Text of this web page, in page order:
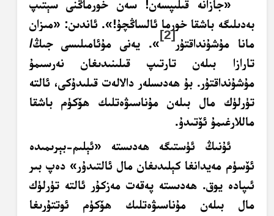
«جازانە قىلىپسەن! سەن خورماڭنى سېتىپ
بەدىلىگە باشقا خورما ئالساڭچۇ!». ئاندىن: «مىزان
مانا مۇشۇنداقتۇر
[2]
». يەنى مۇئامىلىسى جىڭ/
تارازا بىلەن تارتىپ قىلىنىدىغان نەرسىمۇ
مۇشۇنداقتۇر. بۇ ھەدىسلەر دالالەت قىلىدۇكى، ئالتە
تۈرلۈك مال بىلەن مۇناسىۋەتلىك ھۆكۈم باشقا
ماللارغىمۇ ئۆتىدۇ.
ئۇنىڭ ئۈستىگە ھەدىستە «ئېلىم-بېرىمىدە
ئۆسۈم مەيدانغا كېلىدىغان مال ئالتىدۇر» دەپ بىر
ئىپادە يوق. ھەدىستە پەقەت مەزكۇر ئالتە تۈرلۈك
مال بىلەن مۇناسىۋەتلىك ھۆكۈم ئوتتۇرىغا